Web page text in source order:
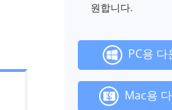
원합니다.
PC용 다
Mac용